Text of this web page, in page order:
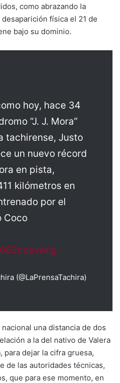
como abrazando la
física el 21 de
bajo su dominio.
hoy, hace 34
“J. J. Mora”
tachirense, Justo
un nuevo récord
en pista,
kilómetros en
por el
Coco
(@LaPrensaTachira)
una distancia de dos
a la del nativo de Valera
dejar la cifra gruesa,
de las autoridades técnicas,
que para ese momento, en